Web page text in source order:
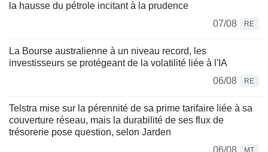
la hausse du pétrole incitant à la prudence
07/08
RE
La Bourse australienne à un niveau record, les
investisseurs se protégeant de la volatilité liée à l'IA
06/08
RE
Telstra mise sur la pérennité de sa prime tarifaire liée à sa
couverture réseau, mais la durabilité de ses flux de
trésorerie pose question, selon Jarden
06/08
MT